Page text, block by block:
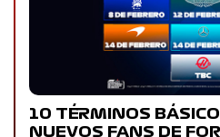
10 TÉRMINOS
NUEVOS FANS DE